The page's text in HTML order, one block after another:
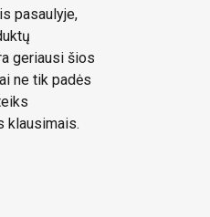
pasaulyje,
geriausi šios
ne tik padės
klausimais.